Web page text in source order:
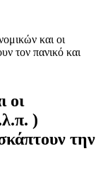
και οι
τον πανικό και
οι
)
την